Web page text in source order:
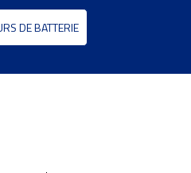
DE BATTERIE